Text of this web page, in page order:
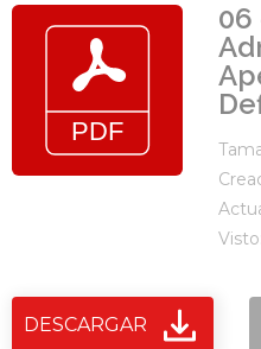
06
DESCARGAR